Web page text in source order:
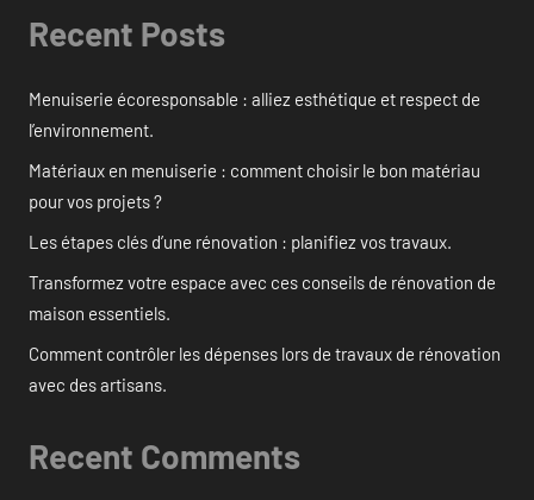
Recent Posts
Menuiserie écoresponsable : alliez esthétique et respect de
l’environnement.
Matériaux en menuiserie : comment choisir le bon matériau
pour vos projets ?
Les étapes clés d’une rénovation : planifiez vos travaux.
Transformez votre espace avec ces conseils de rénovation de
maison essentiels.
Comment contrôler les dépenses lors de travaux de rénovation
avec des artisans.
Recent Comments